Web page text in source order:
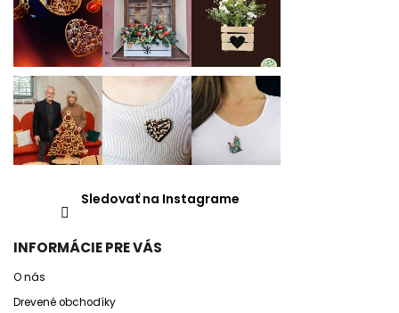
Sledovať na Instagrame
INFORMÁCIE PRE VÁS
O nás
Drevené obchodíky